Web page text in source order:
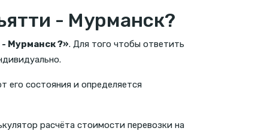
- Мурманск?
Мурманск ?». Для того чтобы ответить
его состояния и определяется
расчёта стоимости перевозки на